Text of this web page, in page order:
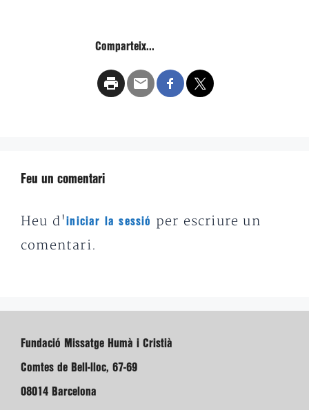
Comparteix...
Feu un comentari
Heu d'iniciar la sessió
per escriure un
comentari.
Fundació Missatge Humà i Cristià
Comtes de Bell-lloc, 67-69
08014 Barcelona